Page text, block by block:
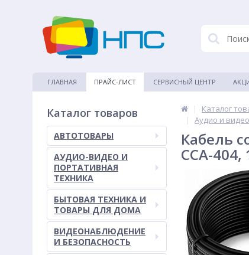
ГЛАВНАЯ ПРАЙС-ЛИСТ СЕРВИСНЫЙ ЦЕНТР
Каталог товаров
АВТОТОВАРЫ
АУДИО-ВИДЕО И
ПОРТАТИВНАЯ
ТЕХНИКА
БЫТОВАЯ ТЕХНИКА И
ТОВАРЫ ДЛЯ ДОМА
ВИДЕОНАБЛЮДЕНИЕ
И БЕЗОПАСНОСТЬ
| Каталог
|
Аудио и
Кабель
CCA-